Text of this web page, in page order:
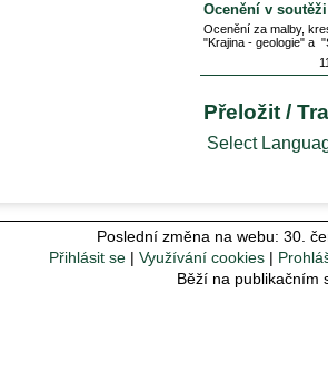
Ocenění v soutěži
Ocenění za malby,
"Krajina - geologie" a
Přeložit /
Select
Poslední změna na webu: 30.
Přihlásit se
Využívání cookies
Běží na publikačním